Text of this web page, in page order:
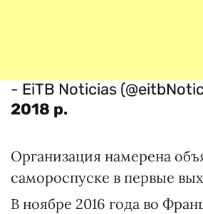
- EiTB Noticias
2018 р.
Организация намерена
самороспуске в первые
В ноябре 2016 года во